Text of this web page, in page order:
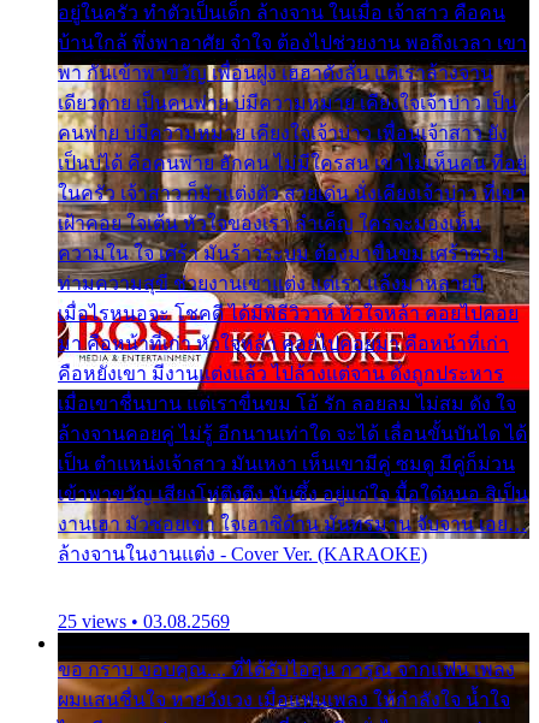
อยู่ในครัว ทำตัวเป็นเด็ก ล้างจาน ในเมื่อ เจ้าสาว คือคน
บ้านใกล้ พึ่งพาอาศัย จำใจ ต้องไปช่วยงาน พอถึงเวลา เขา
พา กันเข้าพาขวัญ เพื่อนฝูง เฮฮาดังลั่น แต่เราล้างจาน
เดียวดาย เป็นคนพ่าย บ่มีความหมาย เคียงใจเจ้าบ่าว เป็น
คนพ่าย บ่มีความหมาย เคียงใจเจ้าบ่าว เพื่อนเจ้าสาว ยัง
เป็นบ่ได้ คือคนพ่าย ฮักคน ไม่มีใครสน เขาไม่เห็นคน ที่อยู่
ในครัว เจ้าสาว ก็มัวแต่งตัว สวยเด่น นั่งเคียงเจ้าบ่าว ที่เขา
เฝ้าคอย ใจเต้น หัวใจของเรา ลำเค็ญ ใครจะมองเห็น
ความใน ใจ เศร้า มันร้าวระบม ต้องมาขื่นขม เศร้าตรม
ท่ามความสุขี ช่วยงานเขาแต่ง แต่เรา แล้งมาหลายปี
เมื่อไรหนอจะ โชคดี ได้มีพิธีวิวาห์ หัวใจหล้า คอยไปคอย
มา คือหน้าที่เก่า หัวใจหล้า คอยไปคอยมา คือหน้าที่เก่า
คือหยังเขา มีงานแต่งแล้ว ไปล้างแต่จาน ดั่งถูกประหาร
เมื่อเขาชื่นบาน แต่เราขื่นขม โอ้ รัก ลอยลม ไม่สม ดัง ใจ
ล้างจานคอยคู่ ไม่รู้ อีกนานเท่าใด จะได้ เลื่อนขั้นบันได ได้
เป็น ตำแหน่งเจ้าสาว มันเหงา เห็นเขามีคู่ ซมดู มีคู่ก็ม่วน
เข้าพาขวัญ เสียงโห่ตึงตึง มันซึ้ง อยู่แก่ใจ มื้อใด๋หนอ สิเป็น
งานเฮา มัวซอยเขา ใจเฮาซิด้าน มันทรมาน จับจาน เอย…
ล้างจานในงานแต่ง - Cover Ver. (KARAOKE)
25 views • 03.08.2569
ขอ กราบ ขอบคุณ.... ที่ได้รับไออุ่น การุณ จากแฟน เพลง
ผมแสนชื่นใจ หายวังเวง เมื่อแฟนเพลง ให้กำลังใจ น้ำใจ